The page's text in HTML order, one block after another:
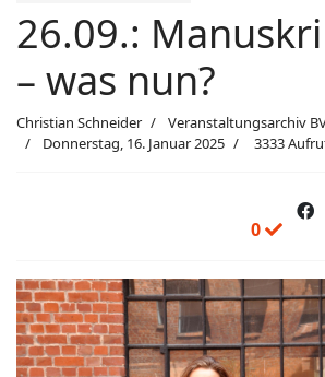
26.09.:
– was nun?
Christian Schneider
Veranstaltungsarchiv
Donnerstag, 16. Januar 2025
3333
0